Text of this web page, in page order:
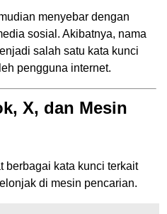
menyebar dengan
sosial. Akibatnya, nama
salah satu kata kunci
pengguna internet.
X, dan Mesin
berbagai kata kunci terkait
di mesin pencarian.